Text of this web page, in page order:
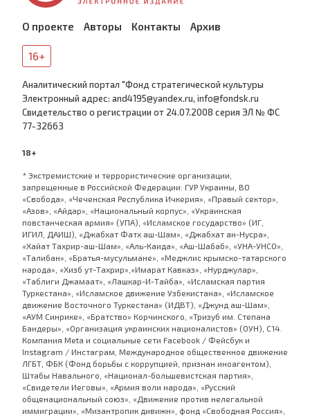
О проекте Авторы Контакты Архив
16+
Аналитический портал "Фонд стратегической культуры
Электронный адрес: and4195@yandex.ru, info@fondsk.ru
Cвидетельство о регистрации от 24.07.2008 серия ЭЛ № ФС
77-32663
18+
* Экстремистские и террористические организации,
запрещенные в Российской Федерации: ГУР Украины, ВО
«Свобода», «Чеченская Республика Ичкерия», «Правый сектор»,
«Азов», «Айдар», «Национальный корпус», «Украинская
повстанческая армия» (УПА), «Исламское государство» (ИГ,
ИГИЛ, ДАИШ), «Джабхат Фатх аш-Шам», «Джабхат ан-Нусра»,
«Хайат Тахрир-аш-Шам», «Аль-Каида», «Аш-Шабаб», «УНА-УНСО»,
«Талибан», «Братья-мусульмане», «Меджлис крымско-татарского
народа», «Хизб ут-Тахрир»,«Имарат Кавказ», «Нурджулар»,
«Таблиги Джамаат», «Лашкар-И-Тайба», «Исламская партия
Туркестана», «Исламское движение Узбекистана», «Исламское
движение Восточного Туркестана» (ИДВТ), «Джунд аш-Шам»,
«АУМ Синрике», «Братство» Корчинского, «Тризуб им. Степана
Бандеры», «Организация украинских националистов» (ОУН), С14.
Компания Meta и социальные сети Facebook / Фейсбук и
Instagram / Инстаграм, Международное общественное движение
ЛГБТ, ФБК (Фонд борьбы с коррупцией, признан иноагентом),
Штабы Навального, «Национал-большевистская партия»,
«Свидетели Иеговы», «Армия воли народа», «Русский
общенациональный союз», «Движение против нелегальной
иммиграции», «Мизантропик дивижн», фонд «Свободная Россия»,